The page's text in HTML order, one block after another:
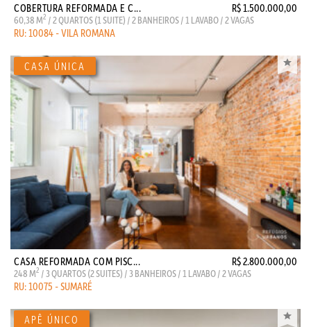
COBERTURA REFORMADA E C... R$ 1.500.000,00
60,38 M2 / 2 QUARTOS (1 SUITE) / 2 BANHEIROS / 1 LAVABO / 2 VAGAS
RU: 10084 - VILA ROMANA
CASA REFORMADA COM PISC... R$ 2.800.000,00
248 M2 / 3 QUARTOS (2 SUITES) / 3 BANHEIROS / 1 LAVABO / 2 VAGAS
RU: 10075 - SUMARÉ